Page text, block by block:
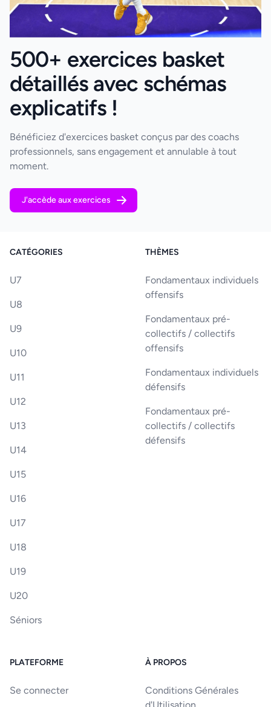
500+ exercices basket
détaillés avec schémas
explicatifs !
Bénéficiez d'exercices basket conçus par des coachs
professionnels, sans engagement et annulable à tout
moment.
J'accède aux exercices
CATÉGORIES
U7
U8
U9
U10
U11
U12
U13
U14
U15
U16
U17
U18
U19
U20
Séniors
THÈMES
Fondamentaux individuels
offensifs
Fondamentaux pré-
collectifs / collectifs
offensifs
Fondamentaux individuels
défensifs
Fondamentaux pré-
collectifs / collectifs
défensifs
PLATEFORME
Se connecter
À PROPOS
Conditions Générales